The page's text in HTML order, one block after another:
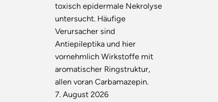
toxisch epidermale Nekrolyse
untersucht. Häufige
Verursacher sind
Antiepileptika und hier
vornehmlich Wirkstoffe mit
aromatischer Ringstruktur,
allen voran Carbamazepin.
7. August 2026